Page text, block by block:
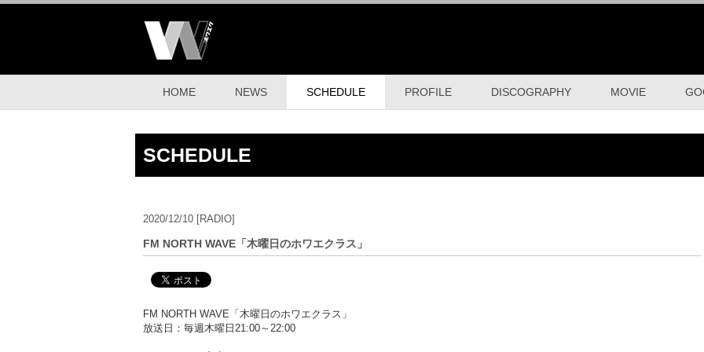
HOME NEWS SCHEDULE PROFILE DISCOGRAPHY MOVIE
SCHEDULE
2020/12/10 [RADIO]
FM NORTH WAVE「木曜日のホワエクラス」
FM NORTH WAVE「木曜日のホワエクラス」
放送日：毎週木曜日21:00～22:00